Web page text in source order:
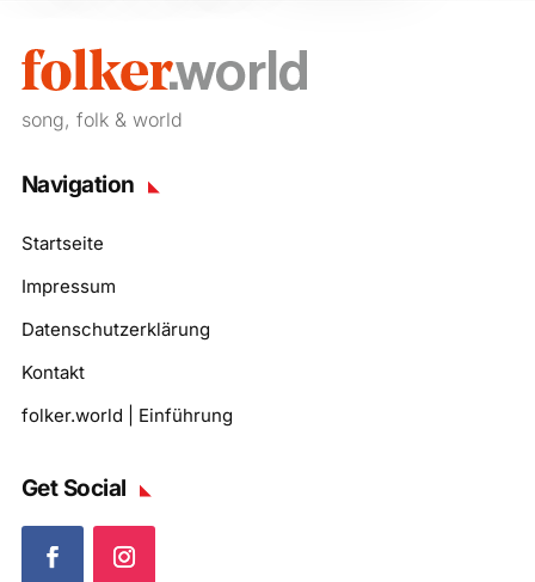
song, folk & world
Navigation
Startseite
Impressum
Datenschutzerklärung
Kontakt
folker.world | Einführung
Get Social